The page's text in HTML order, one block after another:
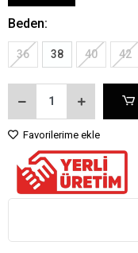
Beden:
36 38 40 42
Favorilerime ekle